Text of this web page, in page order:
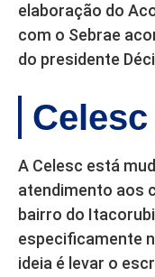
elaboração do
com o Sebrae
do presidente
Celesc
A Celesc está
atendimento aos
bairro do
especificamente
ideia é levar o